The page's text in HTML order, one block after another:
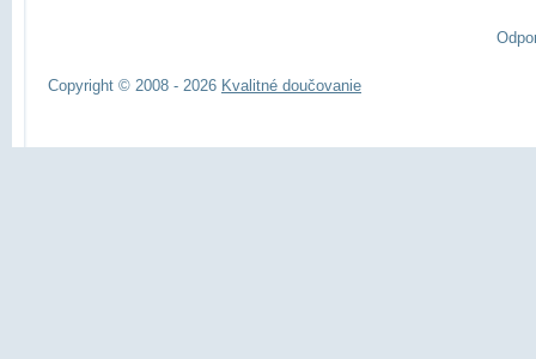
Copyright © 2008 - 2026 Kvalitné doučovanie